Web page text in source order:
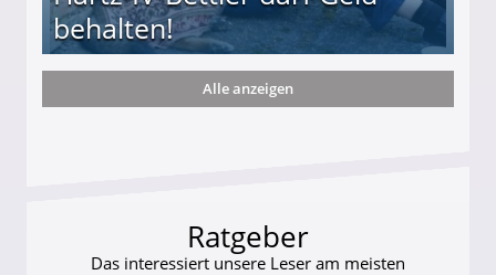
behalten!
darf Geld behalten!
Alle anzeigen
Ratgeber
Das interessiert unsere Leser am meisten